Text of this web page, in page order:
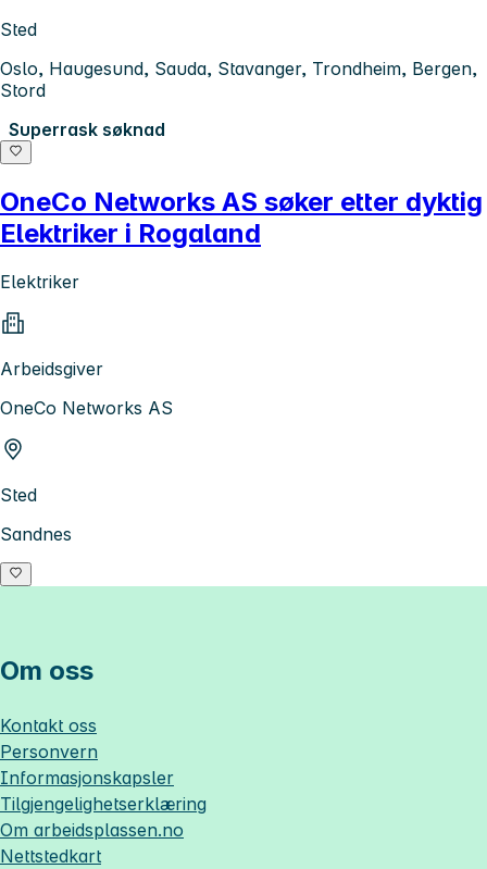
Sted
Oslo, Haugesund, Sauda, Stavanger, Trondheim, Bergen,
Stord
Superrask søknad
OneCo Networks AS søker etter dyktig
Elektriker i Rogaland
Elektriker
Arbeidsgiver
OneCo Networks AS
Sted
Sandnes
Om oss
Kontakt oss
Personvern
Informasjonskapsler
Tilgjengelighetserklæring
Om arbeidsplassen.no
Nettstedkart